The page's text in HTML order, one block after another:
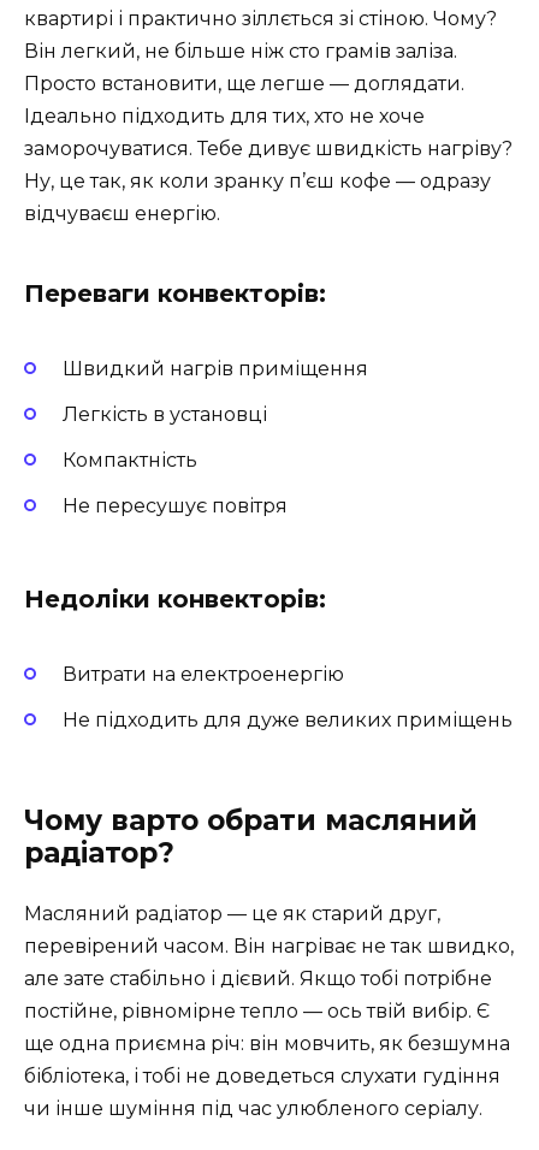
квартирі і практично зіллється зі стіною. Чому?
Він легкий, не більше ніж сто грамів заліза.
Просто встановити, ще легше — доглядати.
Ідеально підходить для тих, хто не хоче
заморочуватися. Тебе дивує швидкість нагріву?
Ну, це так, як коли зранку п’єш кофе — одразу
відчуваєш енергію.
Переваги конвекторів:
Швидкий нагрів приміщення
Легкість в установці
Компактність
Не пересушує повітря
Недоліки конвекторів:
Витрати на електроенергію
Не підходить для дуже великих приміщень
Чому варто обрати масляний
радіатор?
Масляний радіатор — це як старий друг,
перевірений часом. Він нагріває не так швидко,
але зате стабільно і дієвий. Якщо тобі потрібне
постійне, рівномірне тепло — ось твій вибір. Є
ще одна приємна річ: він мовчить, як безшумна
бібліотека, і тобі не доведеться слухати гудіння
чи інше шуміння під час улюбленого серіалу.